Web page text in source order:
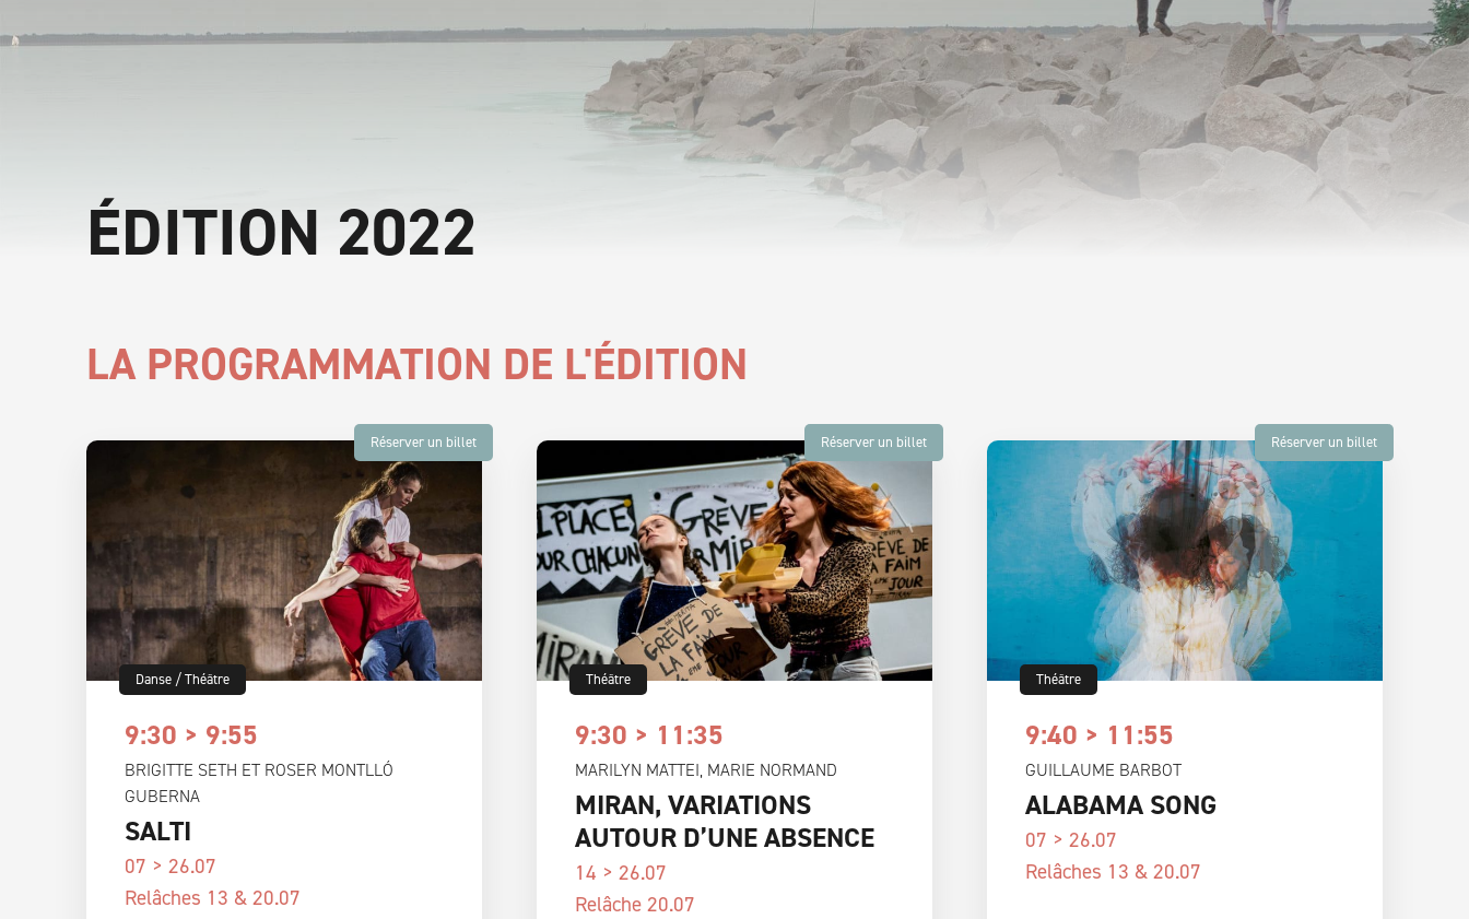
ÉDITION 2022
LA PROGRAMMATION DE L'ÉDITION
Réserver un billet
9:30 > 9:55
BRIGITTE SETH ET ROSER MONTLLÓ
GUBERNA
SALTI
Danse/Théâtre
07 > 26.07
Relâches 13 & 20.07
Réserver un billet
9:30 > 11:35
MARILYN MATTEI, MARIE NORMAND
MIRAN, VARIATIONS
AUTOUR D’UNE ABSENCE
Théâtre
14 > 26.07
Relâche 20.07
Réserver un billet
9:40 > 11:55
GUILLAUME BARBOT
ALABAMA SONG
Théâtre
07 > 26.07
Relâches 13 & 20.07